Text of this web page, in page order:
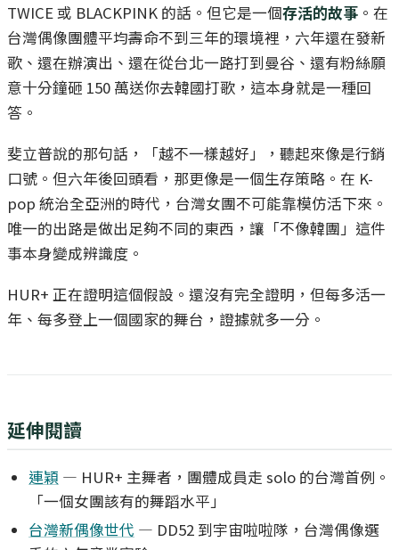
TWICE 或 BLACKPINK 的話。但它是一個存活的故事 。在
台灣偶像團體平均壽命不到三年的環境裡，六年還在發新
歌、還在辦演出、還在從台北一路打到曼谷、還有粉絲願
意十分鐘砸 150 萬送你去韓國打歌，這本身就是一種回
答。
斐立普說的那句話，「越不一樣越好」，聽起來像是行銷
口號。但六年後回頭看，那更像是一個生存策略。在 K-
pop 統治全亞洲的時代，台灣女團不可能靠模仿活下來。
唯一的出路是做出足夠不同的東西，讓「不像韓團」這件
事本身變成辨識度。
HUR+ 正在證明這個假設。還沒有完全證明，但每多活一
年、每多登上一個國家的舞台，證據就多一分。
延伸閱讀
連穎 — HUR+ 主舞者，團體成員走 solo 的台灣首例。
「一個女團該有的舞蹈水平」
台灣新偶像世代 — DD52 到宇宙啦啦隊，台灣偶像選